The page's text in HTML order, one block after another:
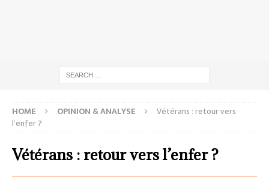
HOME OPINION & ANALYSE
Vétérans : retour vers
l’enfer ?
Vétérans : retour vers l’enfer ?